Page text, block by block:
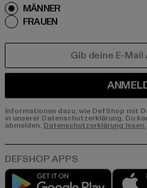
MÄNNER
FRAUEN
Informationen dazu, wie DefShop mit
in unserer Datenschutzerklärung. Du
abmelden. Datenschutzerklärung lesen.
Play